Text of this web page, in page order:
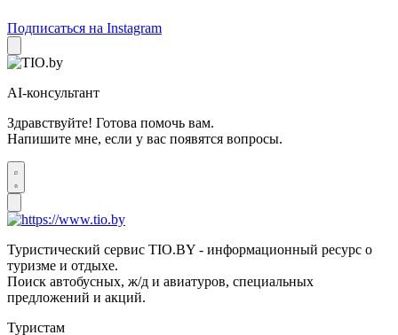
Подписаться на Instagram
AI-консультант
Здравствуйте! Готова помочь вам.
Напишите мне, если у вас появятся вопросы.
Туристический сервис TIO.BY - информационный ресурс о
туризме и отдыхе.
Поиск автобусных, ж/д и авиатуров, специальных
предложений и акций.
Туристам